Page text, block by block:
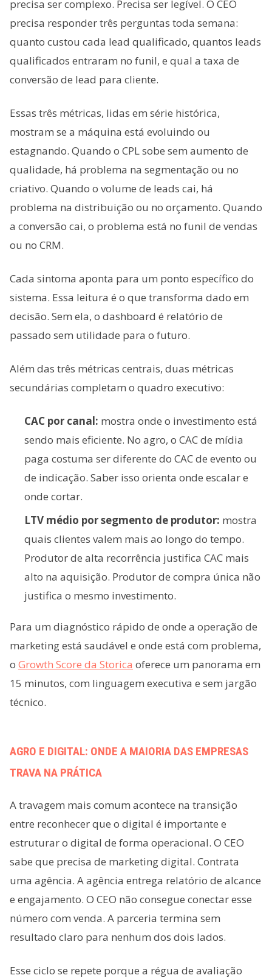
precisa ser complexo. Precisa ser legível. O CEO
precisa responder três perguntas toda semana:
quanto custou cada lead qualificado, quantos leads
qualificados entraram no funil, e qual a taxa de
conversão de lead para cliente.
Essas três métricas, lidas em série histórica,
mostram se a máquina está evoluindo ou
estagnando. Quando o CPL sobe sem aumento de
qualidade, há problema na segmentação ou no
criativo. Quando o volume de leads cai, há
problema na distribuição ou no orçamento. Quando
a conversão cai, o problema está no funil de vendas
ou no CRM.
Cada sintoma aponta para um ponto específico do
sistema. Essa leitura é o que transforma dado em
decisão. Sem ela, o dashboard é relatório de
passado sem utilidade para o futuro.
Além das três métricas centrais, duas métricas
secundárias completam o quadro executivo:
CAC por canal: mostra onde o investimento está
sendo mais eficiente. No agro, o CAC de mídia
paga costuma ser diferente do CAC de evento ou
de indicação. Saber isso orienta onde escalar e
onde cortar.
LTV médio por segmento de produtor: mostra
quais clientes valem mais ao longo do tempo.
Produtor de alta recorrência justifica CAC mais
alto na aquisição. Produtor de compra única não
justifica o mesmo investimento.
Para um diagnóstico rápido de onde a operação de
marketing está saudável e onde está com problema,
o Growth Score da Storica oferece um panorama em
15 minutos, com linguagem executiva e sem jargão
técnico.
AGRO E DIGITAL: ONDE A MAIORIA DAS EMPRESAS
TRAVA NA PRÁTICA
A travagem mais comum acontece na transição
entre reconhecer que o digital é importante e
estruturar o digital de forma operacional. O CEO
sabe que precisa de marketing digital. Contrata
uma agência. A agência entrega relatório de alcance
e engajamento. O CEO não consegue conectar esse
número com venda. A parceria termina sem
resultado claro para nenhum dos dois lados.
Esse ciclo se repete porque a régua de avaliação